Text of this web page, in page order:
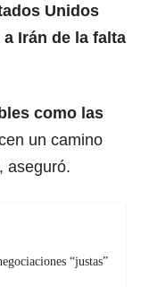
Unidos
Irán de la falta
como las
un camino
aseguró.
“justas”